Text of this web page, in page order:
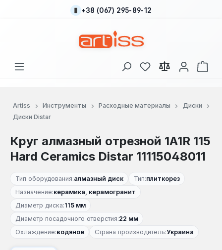
Перейти к основному содержанию
+38 (067) 295-89-12
У вас есть товары
В
Artiss Инструменты Расходные материалы
Диски
Диски Distar
Круг алмазный отрезной 1A1R 115
Hard Сeramics Distar 11115048011
Тип оборудования:алмазный диск Тип:плиткорез
Назначение:керамика, керамогранит
Диаметр диска:115 мм
Диаметр посадочного отверстия:22 мм
Охлаждение:водяное Страна производитель:Украина